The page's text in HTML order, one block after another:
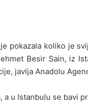
pokazala koliko je
Besir Sain, iz
javlja Anadolu
u Istanbulu se bavi